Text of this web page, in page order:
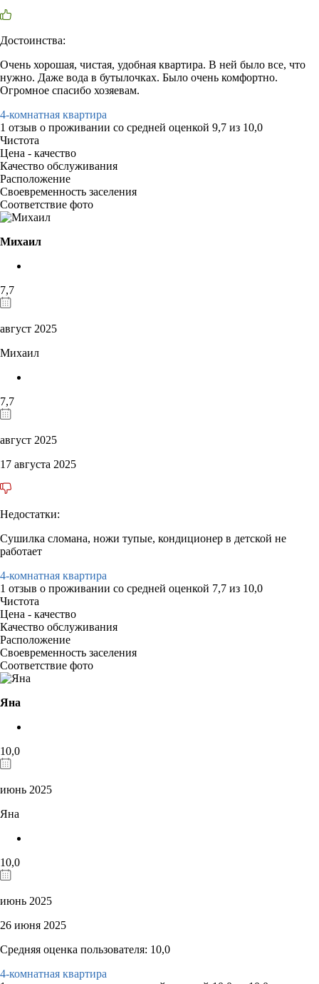
Достоинства:
Очень хорошая, чистая, удобная квартира. В ней было все, что
нужно. Даже вода в бутылочках. Было очень комфортно.
Огромное спасибо хозяевам.
4-комнатная квартира
1 отзыв о проживании со средней оценкой 9,7 из 10,0
Чистота
Цена - качество
Качество обслуживания
Расположение
Своевременность заселения
Соответствие фото
Михаил
7,7
август 2025
Михаил
7,7
август 2025
17 августа 2025
Недостатки:
Сушилка сломана, ножи тупые, кондиционер в детской не
работает
4-комнатная квартира
1 отзыв о проживании со средней оценкой 7,7 из 10,0
Чистота
Цена - качество
Качество обслуживания
Расположение
Своевременность заселения
Соответствие фото
Яна
10,0
июнь 2025
Яна
10,0
июнь 2025
26 июня 2025
Средняя оценка пользователя: 10,0
4-комнатная квартира